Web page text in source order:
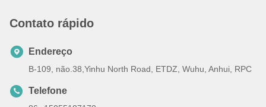
Contato rápido
Endereço
B-109, não.38,Yinhu North Road, ETDZ, Wuhu, Anhui, RPC
Telefone